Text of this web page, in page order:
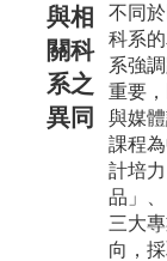
與相
關科
系之
異同
不同
科系
系強
重要
與媒
課程
計培
品」、
三大
向，